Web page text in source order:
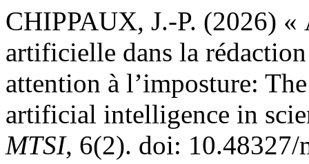
CHIPPAUX, J.-P. (2026)
artificielle dans la
attention à l’imposture:
artificial intelligence in
MTSI, 6(2). doi: